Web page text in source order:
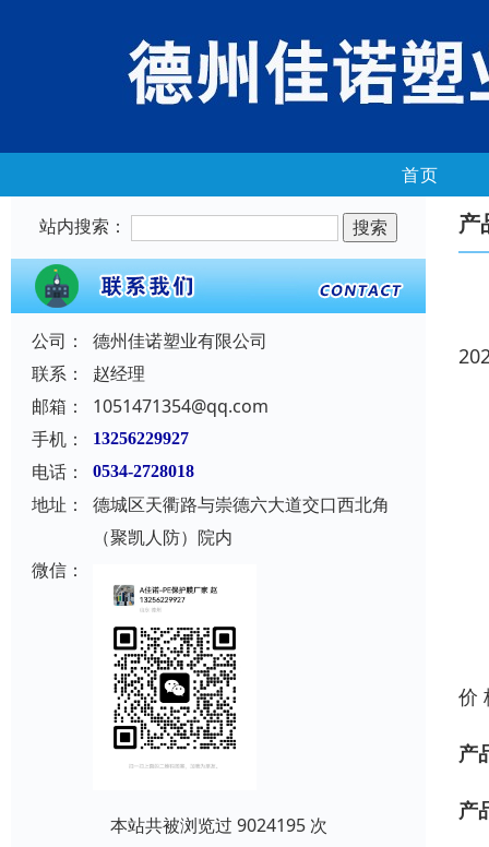
首页
站内搜索：
公司：
德州佳诺塑业有限公司
联系：
赵经理
邮箱：
1051471354@qq.com
手机：
13256229927
电话： 0534-2728018
地址：
德城区天衢路与崇德六大道交口西北角
（聚凯人防）院内
微信：
本站共被浏览过 9024195 次
产
价
产
产